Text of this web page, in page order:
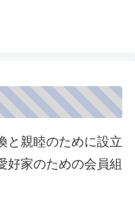
と親睦のために設立
好家のための会員組